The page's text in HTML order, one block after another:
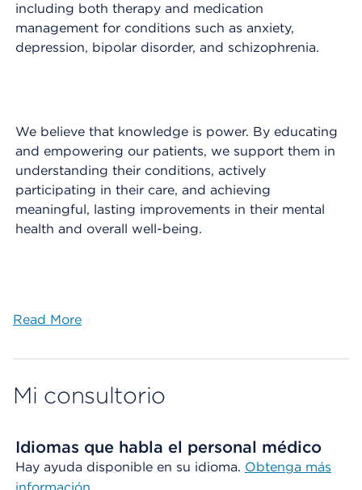
including both therapy and medication
management for conditions such as anxiety,
depression, bipolar disorder, and schizophrenia.
We believe that knowledge is power. By educating
and empowering our patients, we support them in
understanding their conditions, actively
participating in their care, and achieving
meaningful, lasting improvements in their mental
health and overall well-being.
Read More
Mi consultorio
Idiomas que habla el personal médico
Hay ayuda disponible en su idioma. Obtenga más